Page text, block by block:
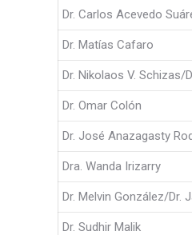
Dr. Carlos Acevedo
Dr. Matías Cafaro
Dr. Nikolaos V. Schizas/
Dr. Omar Colón
Dr. José Anazagasty
Dra. Wanda Irizarry
Dr. Melvin González/Dr.
Dr. Sudhir Malik